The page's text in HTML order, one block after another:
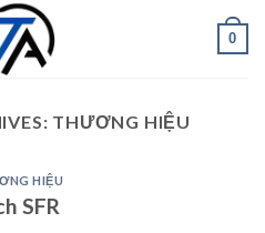
0
THƯƠNG HIỆU
HIỆU
SFR